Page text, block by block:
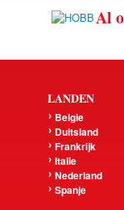
Al
LANDEN
Belgie
Duitsland
Frankrijk
Italie
Nederland
Spanje